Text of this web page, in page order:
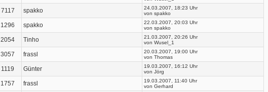
7117 spakko
24.03.2007, 18:23 Uhr
von spakko
1296 spakko
22.03.2007, 20:03 Uhr
von spakko
2054 Tinho
21.03.2007, 20:26 Uhr
von Wusel_1
3057 frassl
20.03.2007, 19:00 Uhr
von Thomas
1119 Günter
19.03.2007, 16:12 Uhr
von Jörg
1757 frassl
19.03.2007, 11:40 Uhr
von Gerhard